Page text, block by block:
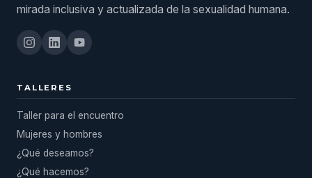
mirada inclusiva y actualizada de la sexualidad humana.
TALLERES
Taller para el encuentro
Mujeres y hombres
¿Qué deseamos?
¿Qué hacemos?